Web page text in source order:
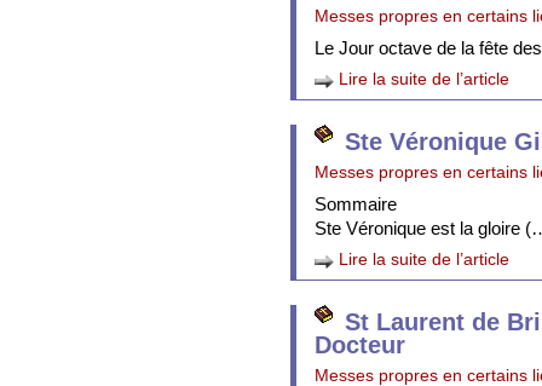
Messes propres en certains
Le Jour octave de la fête
Lire la suite de l’article
Ste Véronique
Messes propres en certains
Sommaire
Ste Véronique est la gloire
Lire la suite de l’article
St Laurent de
Docteur
Messes propres en certains